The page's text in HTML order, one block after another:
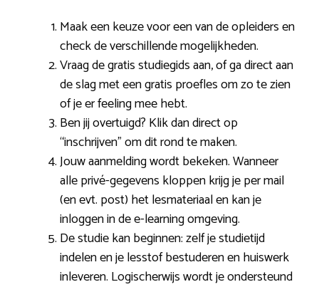
Maak een keuze voor een van de opleiders en
check de verschillende mogelijkheden.
Vraag de gratis studiegids aan, of ga direct aan
de slag met een gratis proefles om zo te zien
of je er feeling mee hebt.
Ben jij overtuigd? Klik dan direct op
“inschrijven” om dit rond te maken.
Jouw aanmelding wordt bekeken. Wanneer
alle privé-gegevens kloppen krijg je per mail
(en evt. post) het lesmateriaal en kan je
inloggen in de e-learning omgeving.
De studie kan beginnen: zelf je studietijd
indelen en je lesstof bestuderen en huiswerk
inleveren. Logischerwijs wordt je ondersteund